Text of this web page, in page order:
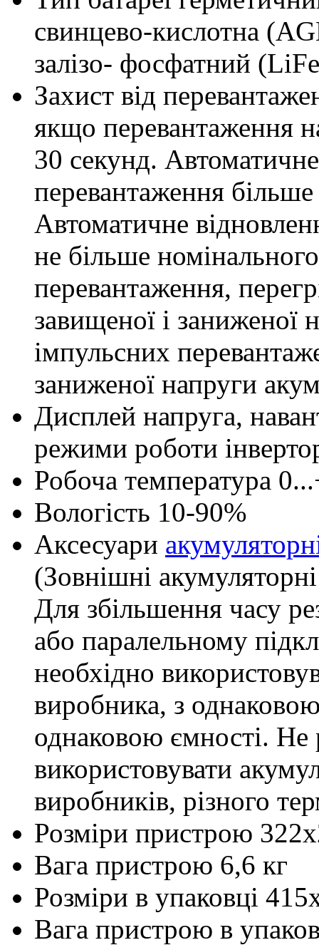
свинцево-кислотна
залізо- фосфатний
Захист від
якщо перевантаження
30 секунд.
перевантаження
Автоматичне
не більше
перевантаження,
завищеної і заниженої
імпульсних
заниженої напруги
Дисплей напруга,
режими роботи
Робоча температура
Вологість 10-90%
Аксесуари
(Зовнішні
Для збільшення часу
або паралельному
необхідно
виробника, з
однаковою ємності. Не
використовувати
виробників, різного
Розміри пристрою
Вага пристрою 6,6 кг
Розміри в упаковці
Вага пристрою в